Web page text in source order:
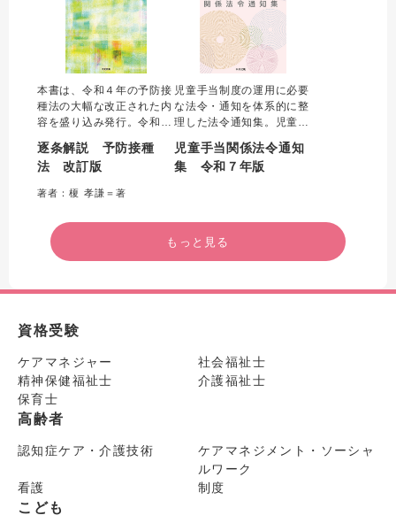
実践解説が特長。
どを反映し発行。
本書は、令和４年の予防接
種法の大幅な改正された内
容を盛り込み発行。令和７
続可能な社会保障制度を構
築するための健康保険法等
の一部を改正する法律附則
第２４条の規定による改正
令は令和６年４月１日の時
点の内容で発行。
逐条解説 予防接種
法 改訂版
著者：榎 孝謙＝著
児童手当制度の運用に必要
な法令・通知を体系的に整
理した法令通知集。児童手
令和6年 10 月1日から施行
されることに伴う改正に対
児童手当関係法令通知
集 令和７年版
もっと見る
資格受験
ケアマネジャー
社会福祉士
精神保健福祉士
介護福祉士
保育士
高齢者
認知症ケア・介護技術
ケアマネジメント・ソーシャ
ルワーク
看護
制度
こども